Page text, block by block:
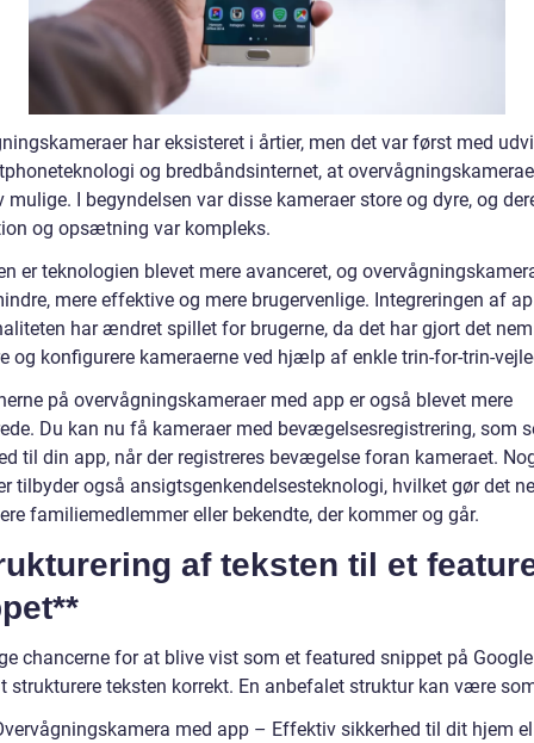
har eksisteret i årtier, men det var først med
og bredbåndsinternet, at
mulige. I begyndelsen var disse kameraer store og dyre, og
og opsætning var kompleks.
er teknologien blevet mere avanceret, og
mere effektive og mere brugervenlige. Integreringen af
har ændret spillet for brugerne, da det har gjort det
og konfigurere kameraerne ved hjælp af enkle trin-for-trin-
på overvågningskameraer med app er også blevet mere
Du kan nu få kameraer med bevægelsesregistrering, som
til din app, når der registreres bevægelse foran kameraet.
tilbyder også ansigtsgenkendelsesteknologi, hvilket gør det
familiemedlemmer eller bekendte, der kommer og går.
af teksten til et
chancerne for at blive vist som et featured snippet på
strukturere teksten korrekt. En anbefalet struktur kan være
med app – Effektiv sikkerhed til dit hjem